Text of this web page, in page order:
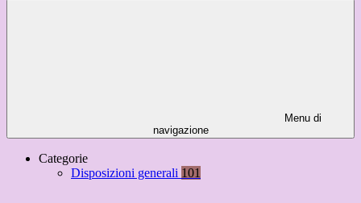
Menu di
navigazione
Categorie
Disposizioni generali 101